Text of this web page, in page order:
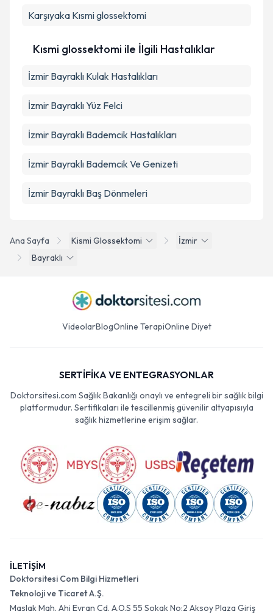
Ana Sayfa Kismi Glossektomi
İzmir
Bayraklı
Karşıyaka Kısmi glossektomi
Kısmi glossektomi ile İlgili Hastalıklar
İzmir Bayraklı Kulak Hastalıkları
İzmir Bayraklı Yüz Felci
İzmir Bayraklı Bademcik Hastalıkları
İzmir Bayraklı Bademcik Ve Genizeti
İzmir Bayraklı Baş Dönmeleri
VideolarBlogOnline TerapiOnline Diyet
SERTİFİKA VE ENTEGRASYONLAR
Doktorsitesi.com Sağlık Bakanlığı onaylı ve entegreli bir sağlık bilgi
platformudur. Sertifikaları ile tescillenmiş güvenilir altyapısıyla
sağlık hizmetlerine erişim sağlar.
İLETİŞİM
Doktorsitesi Com Bilgi Hizmetleri
Teknoloji ve Ticaret A.Ş.
Maslak Mah. Ahi Evran Cd. A.O.S 55 Sokak No:2 Aksoy Plaza Giriş